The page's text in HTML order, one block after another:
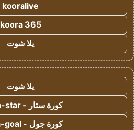
kooralive
koora 365
يلا شوت
يلا شوت
كورة ستار - koora-star
كورة جول - koora-goal